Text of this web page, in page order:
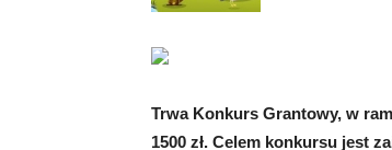
Trwa Konkurs Grantowy, w
1500 zł. Celem konkursu jest